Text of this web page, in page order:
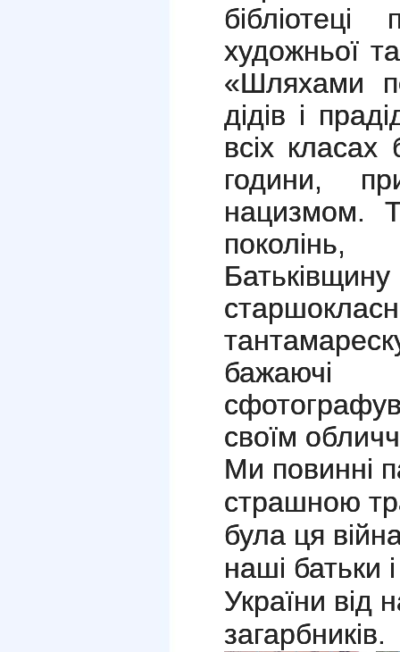
бібліотеці
художньої
«Шляхами
дідів і
всіх класах
години,
нацизмом.
своїм
Ми повинні
страшною
була ця
наші батьки
України від
загарбників.